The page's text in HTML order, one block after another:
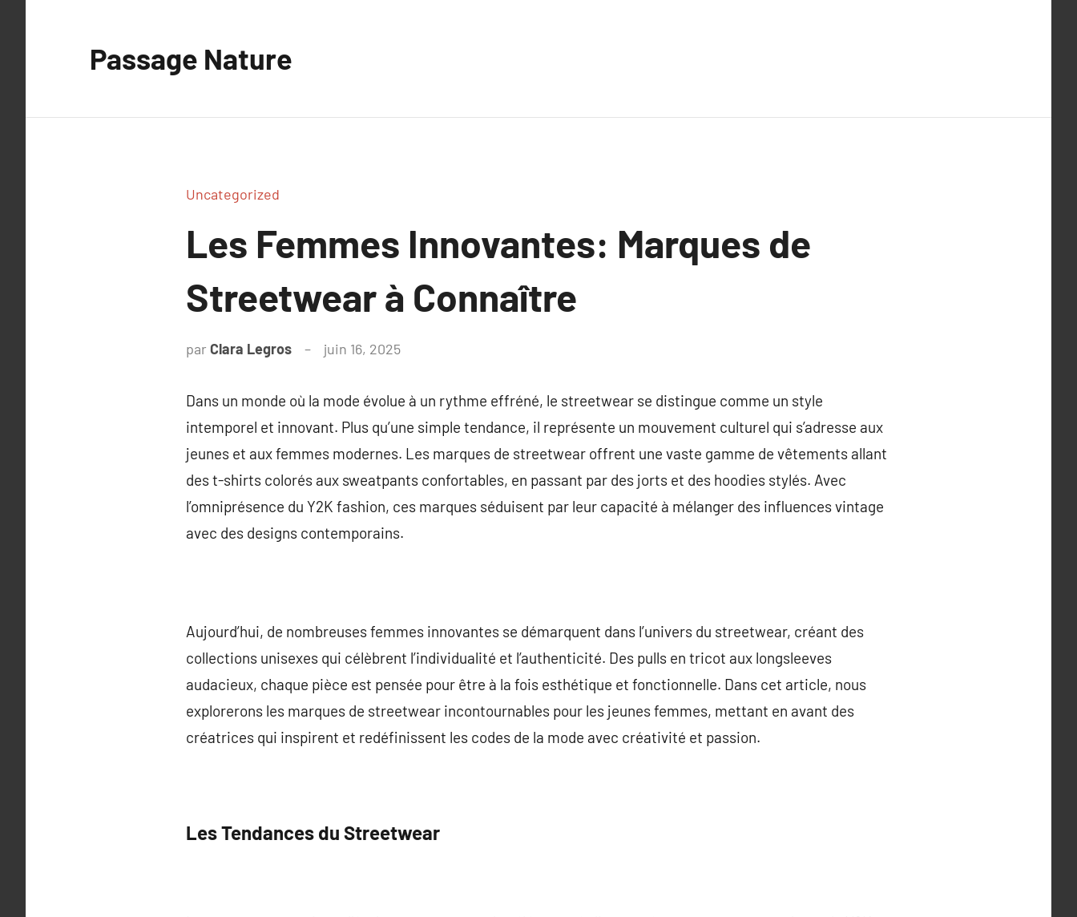
Passage Nature
Uncategorized
Les Femmes Innovantes: Marques de
Streetwear à Connaître
par Clara Legros juin 16, 2025
Dans un monde où la mode évolue à un rythme effréné, le streetwear se distingue comme un style
intemporel et innovant. Plus qu’une simple tendance, il représente un mouvement culturel qui s’adresse aux
jeunes et aux femmes modernes. Les marques de streetwear offrent une vaste gamme de vêtements allant
des t-shirts colorés aux sweatpants confortables, en passant par des jorts et des hoodies stylés. Avec
l’omniprésence du Y2K fashion, ces marques séduisent par leur capacité à mélanger des influences vintage
avec des designs contemporains.
Aujourd’hui, de nombreuses femmes innovantes se démarquent dans l’univers du streetwear, créant des
collections unisexes qui célèbrent l’individualité et l’authenticité. Des pulls en tricot aux longsleeves
audacieux, chaque pièce est pensée pour être à la fois esthétique et fonctionnelle. Dans cet article, nous
explorerons les marques de streetwear incontournables pour les jeunes femmes, mettant en avant des
créatrices qui inspirent et redéfinissent les codes de la mode avec créativité et passion.
Les Tendances du Streetwear